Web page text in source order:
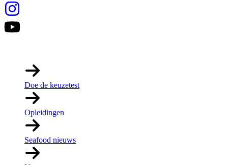
Doe de keuzetest
Opleidingen
Seafood nieuws